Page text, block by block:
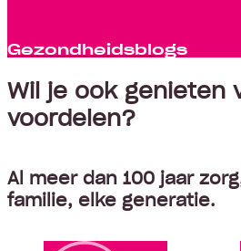
Gezondheidsblogs
Wil je ook genieten
voordelen?
Al meer dan 100 jaar
familie, elke generatie.